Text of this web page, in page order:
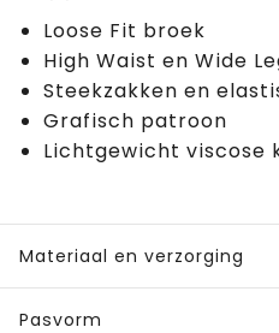
Loose Fit broek
High Waist en Wide
Steekzakken en
Grafisch patroon
Lichtgewicht viscose
Materiaal en verzorging
Pasvorm